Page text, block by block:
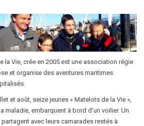
la Vie, crée en 2005 est une association régie
et organise des aventures maritimes
et août, seize jeunes « Matelots de la Vie »,
maladie, embarquent à bord d’un voilier. Un
avec leurs camarades restés à